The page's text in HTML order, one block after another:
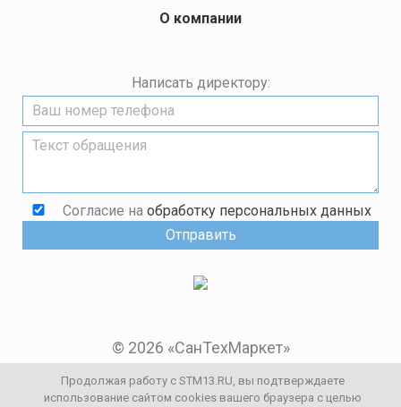
Мы в социальных сетях:
© 2026 «СанТехМаркет»
О компании
Написать директору:
Согласие на обработку персональных данных
Продолжая работу с STM13.RU, вы подтверждаете
использование сайтом cookies вашего браузера с целью